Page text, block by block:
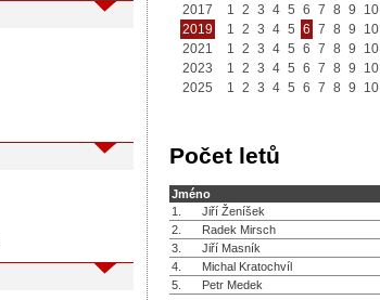
2017
1 2 3 4 5 6 7 8 9 10
2019
1 2 3 4 5 6 7 8 9 10
2021
1 2 3 4 5 6 7 8 9 10
2023
1 2 3 4 5 6 7 8 9 10
2025
1 2 3 4 5 6 7 8 9 10
Počet letů
Jméno
1.
Jiří Ženíšek
2.
Radek Mirsch
3.
Jiří Masník
4.
Michal Kratochvíl
5.
Petr Medek